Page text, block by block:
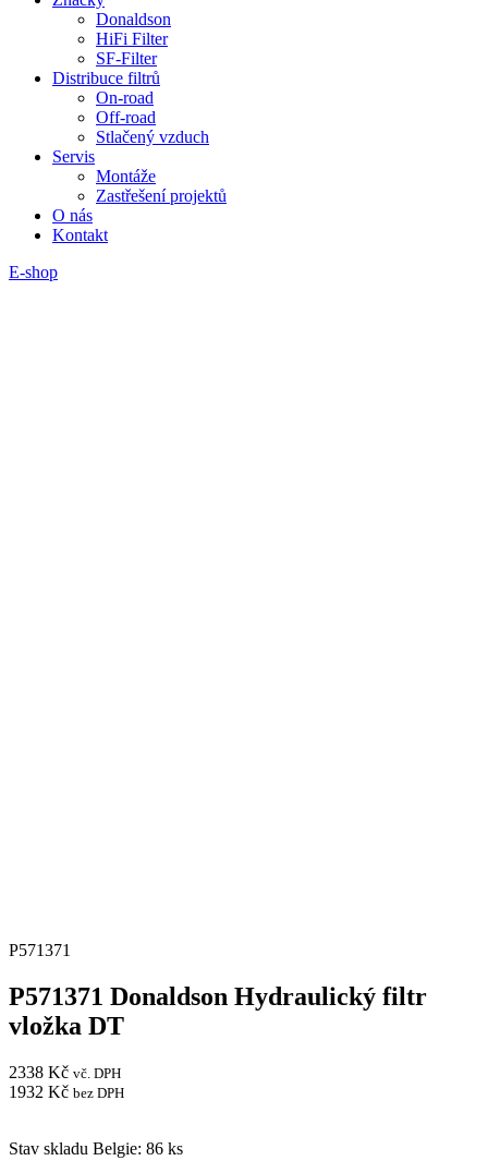
Donaldson
HiFi Filter
SF-Filter
Distribuce filtrů
On-road
Off-road
Stlačený vzduch
Servis
Montáže
Zastřešení projektů
O nás
Kontakt
E-shop
P571371
P571371 Donaldson Hydraulický filtr
vložka DT
2338 Kč vč. DPH
1932 Kč bez DPH
Stav skladu Belgie: 86 ks